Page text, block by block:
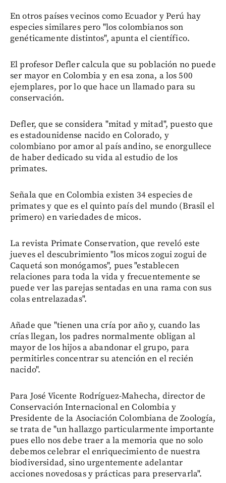
En otros países vecinos como Ecuador y Perú hay
especies similares pero "los colombianos son
genéticamente distintos", apunta el científico.
El profesor Defler calcula que su población no puede
ser mayor en Colombia y en esa zona, a los 500
ejemplares, por lo que hace un llamado para su
conservación.
Defler, que se considera "mitad y mitad", puesto que
es estadounidense nacido en Colorado, y
colombiano por amor al país andino, se enorgullece
de haber dedicado su vida al estudio de los
primates.
Señala que en Colombia existen 34 especies de
primates y que es el quinto país del mundo (Brasil el
primero) en variedades de micos.
La revista Primate Conservation, que reveló este
jueves el descubrimiento "los micos zogui zogui de
Caquetá son monógamos", pues "establecen
relaciones para toda la vida y frecuentemente se
puede ver las parejas sentadas en una rama con sus
colas entrelazadas".
Añade que "tienen una cría por año y, cuando las
crías llegan, los padres normalmente obligan al
mayor de los hijos a abandonar el grupo, para
permitirles concentrar su atención en el recién
nacido".
Para José Vicente Rodríguez-Mahecha, director de
Conservación Internacional en Colombia y
Presidente de la Asociación Colombiana de Zoología,
se trata de "un hallazgo particularmente importante
pues ello nos debe traer a la memoria que no solo
debemos celebrar el enriquecimiento de nuestra
biodiversidad, sino urgentemente adelantar
acciones novedosas y prácticas para preservarla".